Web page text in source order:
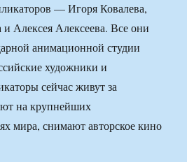
— Игоря Ковалева,
Алексея Алексеева. Все они
анимационной студии
художники и
сейчас живут за
на крупнейших
мира, снимают авторское кино